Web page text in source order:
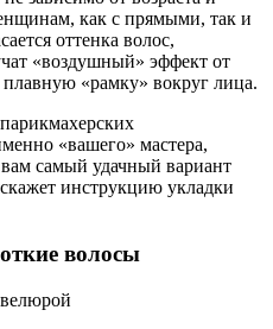
как с прямыми, так и
оттенка волос,
«воздушный» эффект от
«рамку» вокруг лица.
«вашего» мастера,
самый удачный вариант
инструкцию укладки
волосы